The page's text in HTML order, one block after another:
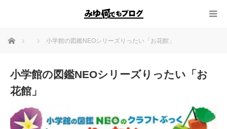
ホーム 小学館の図鑑NEOシリーズりったい「お花館」
小学館の図鑑NEOシリーズりったい「お
花館」